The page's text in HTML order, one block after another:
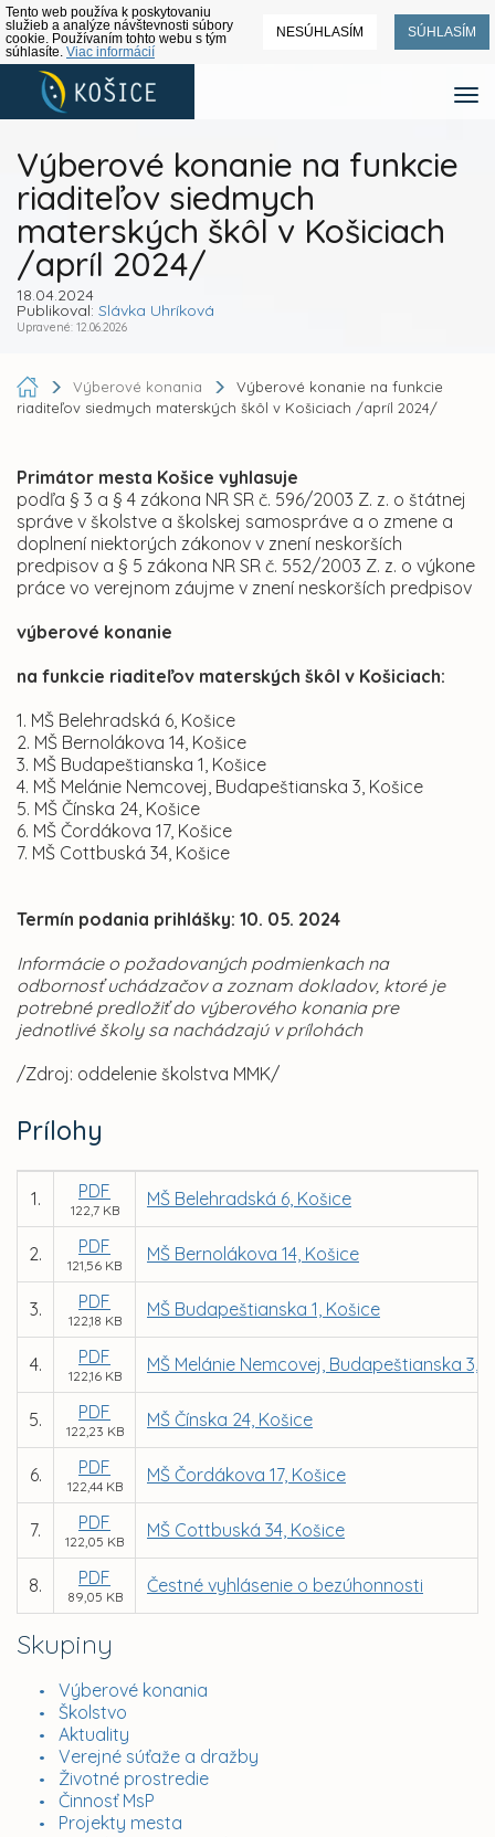
Tento web používa k poskytovaniu
služieb a analýze návštevnosti súbory
cookie. Používaním tohto webu s tým
súhlasíte. Viac informácií
NESÚHLASÍM SÚHLASÍM
Výberové konanie na funkcie
riaditeľov siedmych
materských škôl v Košiciach
/apríl 2024/
18.04.2024
Publikoval: Slávka Uhríková
Upravené: 12.06.2026
Skupiny
Výberové konania
Školstvo
Aktuality
Verejné súťaže a dražby
Životné prostredie
Činnosť MsP
Projekty mesta
Výberové konania
Výberové konanie na funkcie
riaditeľov siedmych materských škôl v Košiciach /apríl 2024/
Primátor mesta Košice vyhlasuje
podľa § 3 a § 4 zákona NR SR č. 596/2003 Z. z. o štátnej
správe v školstve a školskej samospráve a o zmene a
doplnení niektorých zákonov v znení neskorších
predpisov a § 5 zákona NR SR č. 552/2003 Z. z. o výkone
práce vo verejnom záujme v znení neskorších predpisov
výberové konanie
na funkcie riaditeľov materských škôl v Košiciach:
1. MŠ Belehradská 6, Košice
2. MŠ Bernolákova 14, Košice
3. MŠ Budapeštianska 1, Košice
4. MŠ Melánie Nemcovej, Budapeštianska 3, Košice
5. MŠ Čínska 24, Košice
6. MŠ Čordákova 17, Košice
7. MŠ Cottbuská 34, Košice
Termín podania prihlášky: 10. 05. 2024
Informácie o požadovaných podmienkach na
odbornosť uchádzačov a zoznam dokladov, ktoré je
potrebné predložiť do výberového konania pre
jednotlivé školy sa nachádzajú v prílohách
/Zdroj: oddelenie školstva MMK/
Prílohy
1. PDF
122,7 KB
MŠ Belehradská 6, Košice
2. PDF
121,56 KB
MŠ Bernolákova 14, Košice
3. PDF
122,18 KB
MŠ Budapeštianska 1, Košice
4. PDF
122,16 KB
MŠ Melánie Nemcovej, Budapeštianska 3,
5. PDF
122,23 KB
MŠ Čínska 24, Košice
6. PDF
122,44 KB
MŠ Čordákova 17, Košice
7. PDF
122,05 KB
MŠ Cottbuská 34, Košice
8. PDF
89,05 KB
Čestné vyhlásenie o bezúhonnosti